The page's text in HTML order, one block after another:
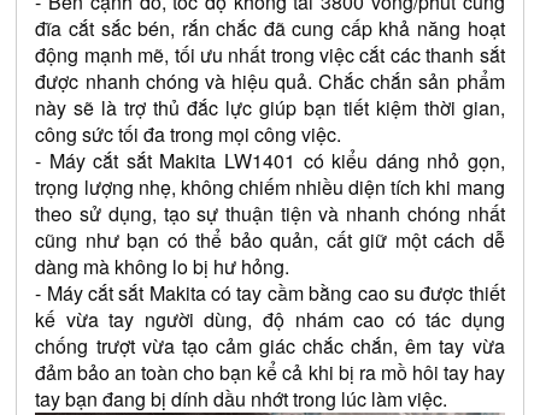
đĩa cắt sắc bén, rắn chắc đã cung cấp khả năng hoạt
động mạnh mẽ, tối ưu nhất trong việc cắt các thanh sắt
được nhanh chóng và hiệu quả. Chắc chắn sản phẩm
này sẽ là trợ thủ đắc lực giúp bạn tiết kiệm thời gian,
công sức tối đa trong mọi công việc.
- Máy cắt sắt Makita LW1401 có kiểu dáng nhỏ gọn,
trọng lượng nhẹ, không chiếm nhiều diện tích khi mang
theo sử dụng, tạo sự thuận tiện và nhanh chóng nhất
cũng như bạn có thể bảo quản, cất giữ một cách dễ
dàng mà không lo bị hư hỏng.
- Máy cắt sắt Makita có tay cầm bằng cao su được thiết
kế vừa tay người dùng, độ nhám cao có tác dụng
chống trượt vừa tạo cảm giác chắc chắn, êm tay vừa
đảm bảo an toàn cho bạn kể cả khi bị ra mồ hôi tay hay
tay bạn đang bị dính dầu nhớt trong lúc làm việc.